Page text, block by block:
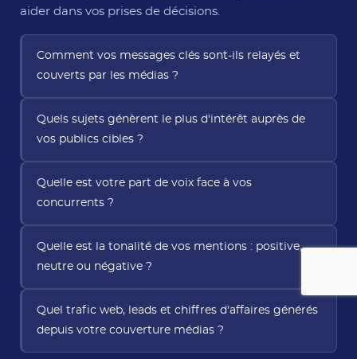
aider dans vos prises de décisions.
Comment vos messages clés sont-ils relayés et
couverts par les médias ?
Quels sujets génèrent le plus d'intérêt auprès de
vos publics cibles ?
Quelle est votre part de voix face à vos
concurrents ?
Quelle est la tonalité de vos mentions : positive,
neutre ou négative ?
Quel trafic web, leads et chiffres d'affaires générés
depuis votre couverture médias ?